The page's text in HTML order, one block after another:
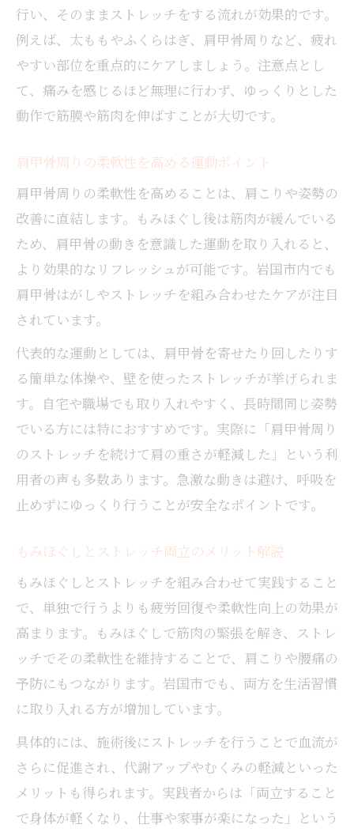
行い、そのままストレッチをする流れが効果的です。
例えば、太ももやふくらはぎ、肩甲骨周りなど、疲れ
やすい部位を重点的にケアしましょう。注意点とし
て、痛みを感じるほど無理に行わず、ゆっくりとした
動作で筋膜や筋肉を伸ばすことが大切です。
肩甲骨周りの柔軟性を高める運動ポイント
肩甲骨周りの柔軟性を高めることは、肩こりや姿勢の
改善に直結します。もみほぐし後は筋肉が緩んでいる
ため、肩甲骨の動きを意識した運動を取り入れると、
より効果的なリフレッシュが可能です。岩国市内でも
肩甲骨はがしやストレッチを組み合わせたケアが注目
されています。
代表的な運動としては、肩甲骨を寄せたり回したりす
る簡単な体操や、壁を使ったストレッチが挙げられま
す。自宅や職場でも取り入れやすく、長時間同じ姿勢
でいる方には特におすすめです。実際に「肩甲骨周り
のストレッチを続けて肩の重さが軽減した」という利
用者の声も多数あります。急激な動きは避け、呼吸を
止めずにゆっくり行うことが安全なポイントです。
もみほぐしとストレッチ両立のメリット解説
もみほぐしとストレッチを組み合わせて実践すること
で、単独で行うよりも疲労回復や柔軟性向上の効果が
高まります。もみほぐしで筋肉の緊張を解き、ストレ
ッチでその柔軟性を維持することで、肩こりや腰痛の
予防にもつながります。岩国市でも、両方を生活習慣
に取り入れる方が増加しています。
具体的には、施術後にストレッチを行うことで血流が
さらに促進され、代謝アップやむくみの軽減といった
メリットも得られます。実践者からは「両立すること
で身体が軽くなり、仕事や家事が楽になった」という